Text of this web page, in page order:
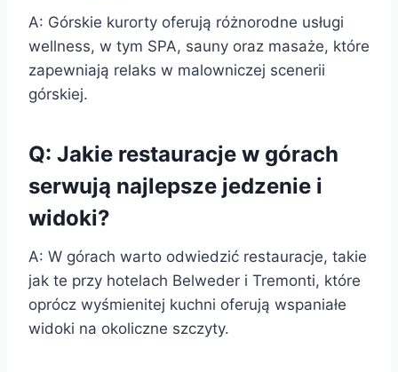
A: Górskie kurorty oferują różnorodne usługi
wellness, w tym SPA, sauny oraz masaże, które
zapewniają relaks w malowniczej scenerii
górskiej.
Q: Jakie restauracje w górach
serwują najlepsze jedzenie i
widoki?
A: W górach warto odwiedzić restauracje, takie
jak te przy hotelach Belweder i Tremonti, które
oprócz wyśmienitej kuchni oferują wspaniałe
widoki na okoliczne szczyty.